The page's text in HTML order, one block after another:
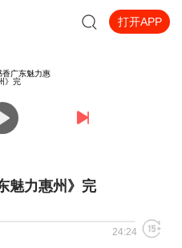
打开APP
魅力惠州》完
24:24